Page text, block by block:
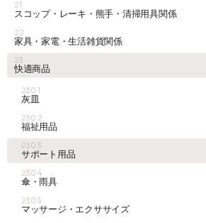
21
スコップ・レーキ・熊手・清掃用具関係
22
家具・家電・生活雑貨関係
23
快適商品
2301
灰皿
2302
福祉用品
2303
サポート用品
2304
傘・雨具
2305
マッサージ・エクササイズ